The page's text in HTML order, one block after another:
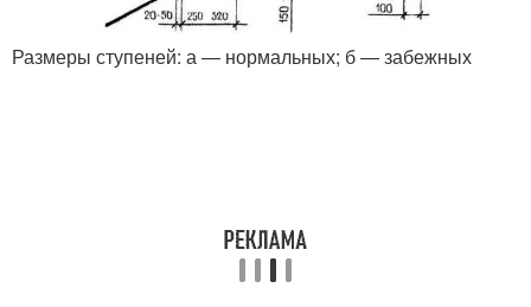
Размеры ступеней: а — нормальных; б — забежных